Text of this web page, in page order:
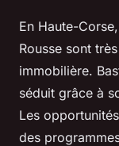
En Haute-
Rousse sont
immobilière.
séduit grâce à
Les
des